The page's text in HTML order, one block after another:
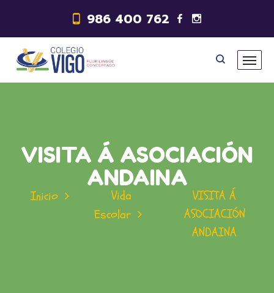
986 400 762
VISITA Á ASOCIACIÓN
ANDAINA
Inicio
Vida
Escolar
VISITA Á
ASOCIACIÓN
ANDAINA